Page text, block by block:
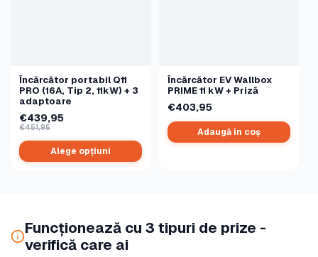
Încărcător portabil Q11
PRO (16A, Tip 2, 11kW) + 3
adaptoare
€439,95
€451,95
Alege opțiuni
Încărcător EV Wallbox
PRIME 11 kW + Priză
€403,95
Adaugă în coș
Funcționează cu 3 tipuri de prize -
verifică care ai